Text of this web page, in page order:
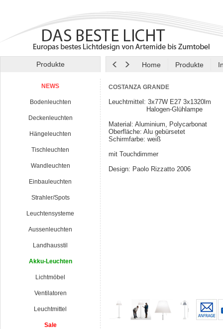
Produkte Home Produkte
NEWS
Bodenleuchten
Deckenleuchten
Hängeleuchten
Tischleuchten
Wandleuchten
Einbauleuchten
Strahler/Spots
Leuchtensysteme
Aussenleuchten
Landhausstil
Akku-Leuchten
Lichtmöbel
Ventilatoren
Leuchtmittel
Sale
COSTANZA GRANDE
Leuchtmittel: 3x77W E27 3x1320lm
Halogen-Glühlampe
Material: Aluminium, Polycarbonat
Oberfläche: Alu gebürsetet
Schirmfarbe: weiß
mit Touchdimmer
Design: Paolo Rizzatto 2006